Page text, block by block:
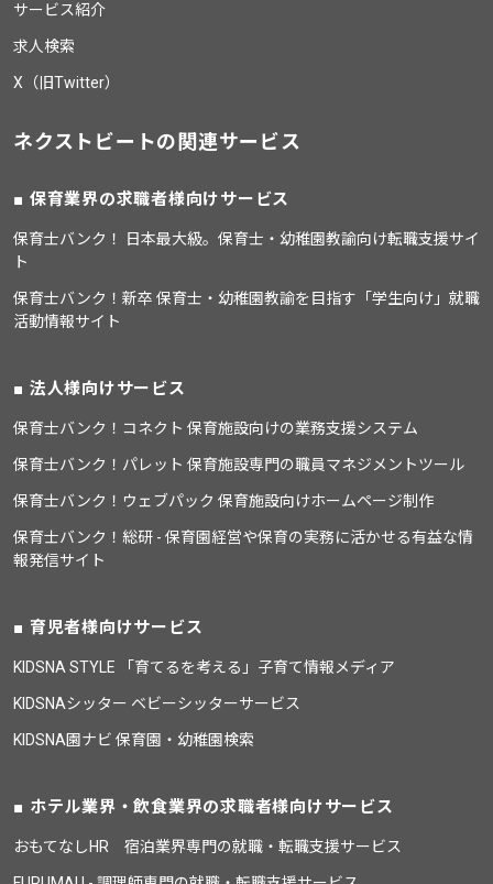
サービス紹介
求人検索
X（旧Twitter）
ネクストビートの関連サービス
保育業界の求職者様向けサービス
保育士バンク！ 日本最大級。保育士・幼稚園教諭向け転職支援サイ
ト
保育士バンク！新卒 保育士・幼稚園教諭を目指す「学生向け」就職
活動情報サイト
法人様向けサービス
保育士バンク！コネクト 保育施設向けの業務支援システム
保育士バンク！パレット 保育施設専門の職員マネジメントツール
保育士バンク！ウェブパック 保育施設向けホームページ制作
保育士バンク！総研 - 保育園経営や保育の実務に活かせる有益な情
報発信サイト
育児者様向けサービス
KIDSNA STYLE 「育てるを考える」子育て情報メディア
KIDSNAシッター ベビーシッターサービス
KIDSNA園ナビ 保育園・幼稚園検索
ホテル業界・飲食業界の求職者様向けサービス
おもてなしHR 宿泊業界専門の就職・転職支援サービス